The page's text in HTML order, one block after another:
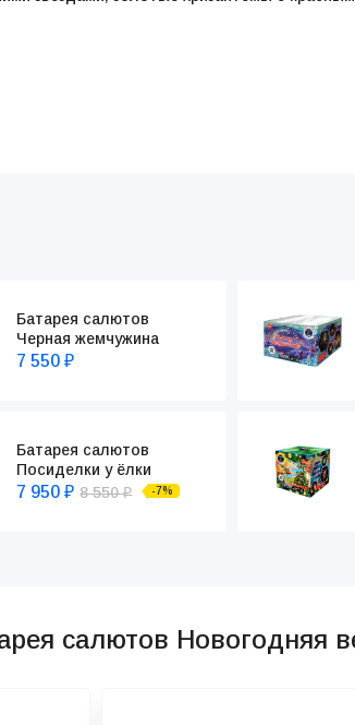
Батарея салютов
Черная жемчужина
7 550₽
Батарея салютов
Посиделки у ёлки
7 950₽ 8 550₽ -7%
салютов Новогодняя